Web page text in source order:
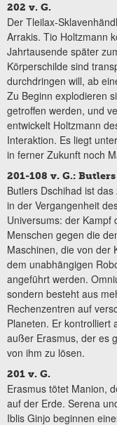
202 v. G.
Der Tleilax-
Arrakis. Tio Holtzmann
Jahrtausende später
Körperschilde sind
durchdringen will, ab
Zu Beginn explodieren
getroffen werden, und
entwickelt Holtzmann
Interaktion. Es liegt
in ferner Zukunft noch
201-108 v. G.:
Butlers Dschihad ist
in der Vergangenheit
Universums: der Kampf
Menschen gegen die
Maschinen, die von der
dem unabhängigen
angeführt werden.
sondern besteht aus
Rechenzentren auf
Planeten. Er kontrolliert
außer Erasmus, der es
von ihm zu lösen.
201 v. G.
Erasmus tötet Manion,
auf der Erde. Serena
Iblis Ginjo beginnen